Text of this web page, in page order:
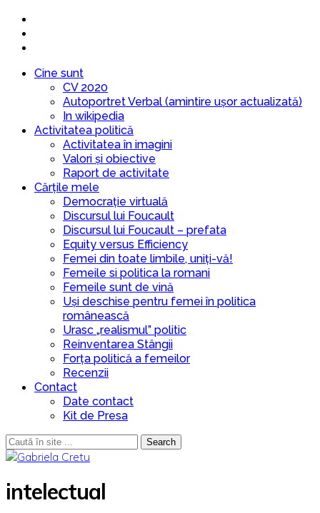
Cine sunt
CV 2020
Autoportret Verbal (amintire ușor actualizată)
In wikipedia
Activitatea politică
Activitatea în imagini
Valori și obiective
Raport de activitate
Cărțile mele
Democrație virtuală
Discursul lui Foucault
Discursul lui Foucault – prefata
Equity versus Efficiency
Femei din toate limbile, uniți-vă!
Femeile si politica la romani
Femeile sunt de vină
Uși deschise pentru femei în politica
românească
Urasc „realismul” politic
Reinventarea Stângii
Forța politică a femeilor
Recenzii
Contact
Date contact
Kit de Presa
Search
intelectual